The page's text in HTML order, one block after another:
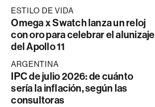
ESTILO DE VIDA
Omega x Swatch lanza un reloj
con oro para celebrar el alunizaje
del Apollo 11
ARGENTINA
IPC de julio 2026: de cuánto
sería la inflación, según las
consultoras